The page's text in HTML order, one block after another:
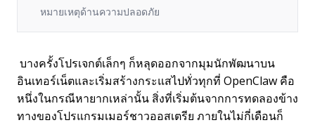
หมายเหตุด้านความปลอดภัย
บางครั้งโปรเจกต์เล็กๆ ก็หลุดออกจากมุมนักพัฒนาบน
อินเทอร์เน็ตและเริ่มสร้างกระแสไปทั่วทุกที่ OpenClaw คือ
หนึ่งในกรณีหายากเหล่านั้น สิ่งที่เริ่มต้นจากการทดลองข้าง
ทางของโปรแกรมเมอร์ชาวออสเตรีย ภายในไม่กี่เดือนก็